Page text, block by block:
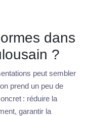
dans
?
peut sembler
prend un peu de
: réduire la
garantir la